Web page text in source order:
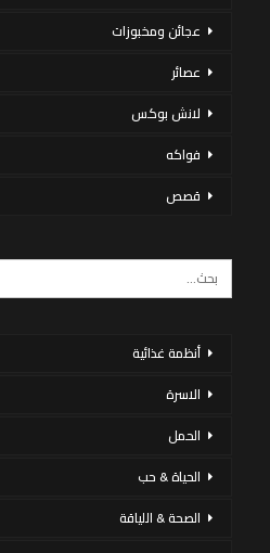
عجائن ومخبوزات
عصائر
لانش بوكس
فواكه
قصص
أنظمة غذائية
الاسرة
الحمل
الحياة & حب
الصحة & اللياقة